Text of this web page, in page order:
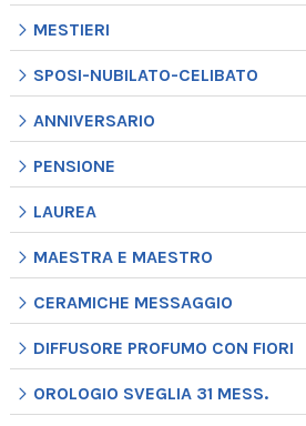
MESTIERI
SPOSI-NUBILATO-CELIBATO
ANNIVERSARIO
PENSIONE
LAUREA
MAESTRA E MAESTRO
CERAMICHE MESSAGGIO
DIFFUSORE PROFUMO CON FIORI
OROLOGIO SVEGLIA 31 MESS.